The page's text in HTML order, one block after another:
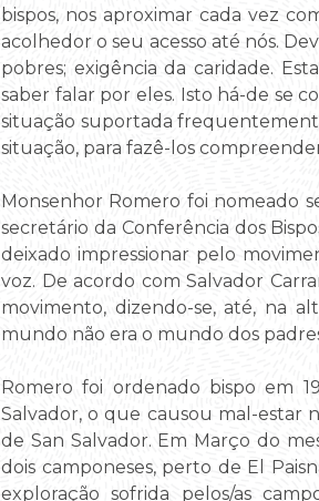
bispos, nos aproximar cada vez
acolhedor o seu acesso até nós.
pobres; exigência da caridade.
saber falar por eles. Isto há-de se
situação suportada
situação, para fazê-los
Monsenhor Romero foi nomeado
secretário da Conferência dos
deixado impressionar pelo
voz. De acordo com Salvador
movimento, dizendo-se, até, na
mundo não era o mundo dos
Romero foi ordenado bispo em
Salvador, o que causou mal-estar
de San Salvador. Em Março do
dois camponeses, perto de El
exploração sofrida pelos/as